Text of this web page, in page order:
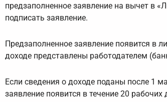
предзаполненное заявление на вычет в
подписать заявление.
Предзаполненное заявление появится в
доходе представлены работодателем
Если сведения о доходе поданы после 1
заявление появится в течение 20